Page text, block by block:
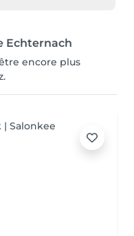
Echternach
encore plus